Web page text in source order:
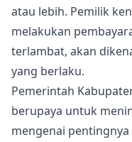
atau lebih. Pemilik
melakukan
terlambat, akan
yang berlaku.
Pemerintah
berupaya untuk
mengenai